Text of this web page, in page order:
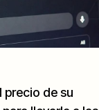
precio de su